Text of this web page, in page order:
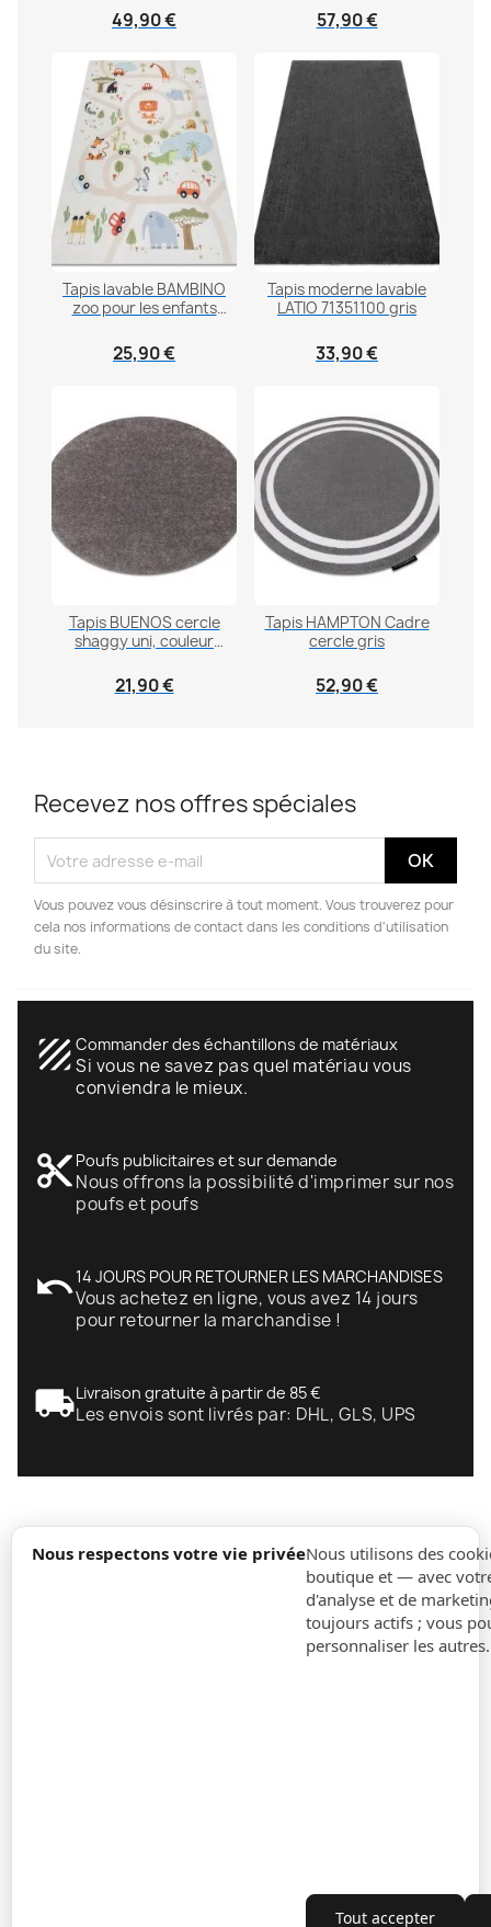
Nous respectons votre vie privéeNous utilisons des
boutique et — avec
d'analyse et de
toujours actifs ; vous
personnaliser les
Tout accepter
de molleton crème /
beige
49,90 € 57,90 €
Tapis lavable BAMBINO
zoo pour les enfants
25,90 €
Tapis moderne lavable
LATIO 71351100 gris
33,90 €
Tapis BUENOS cercle
shaggy uni, couleur
21,90 €
Tapis HAMPTON Cadre
cercle gris
52,90 €
Recevez nos offres spéciales
Vous pouvez vous désinscrire à tout moment. Vous trouverez pour
cela nos informations de contact dans les conditions d'utilisation
du site.
texture Commander des échantillons de matériaux
Si vous ne savez pas quel matériau vous
conviendra le mieux.
content_cut Poufs publicitaires et sur demande
Nous offrons la possibilité d'imprimer sur nos
poufs et poufs
undo14 JOURS POUR RETOURNER LES MARCHANDISES
Vous achetez en ligne, vous avez 14 jours
pour retourner la marchandise !
local_shippingLivraison gratuite à partir de 85 €
Les envois sont livrés par: DHL, GLS, UPS
expand_more